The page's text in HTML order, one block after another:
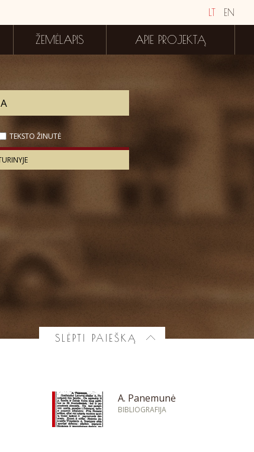
LT EN
ŽEMĖLAPIS APIE PROJEKTĄ
TEKSTO ŽINUTĖ
SLĖPTI PAIEŠKĄ
A. Panemunė
BIBLIOGRAFIJA